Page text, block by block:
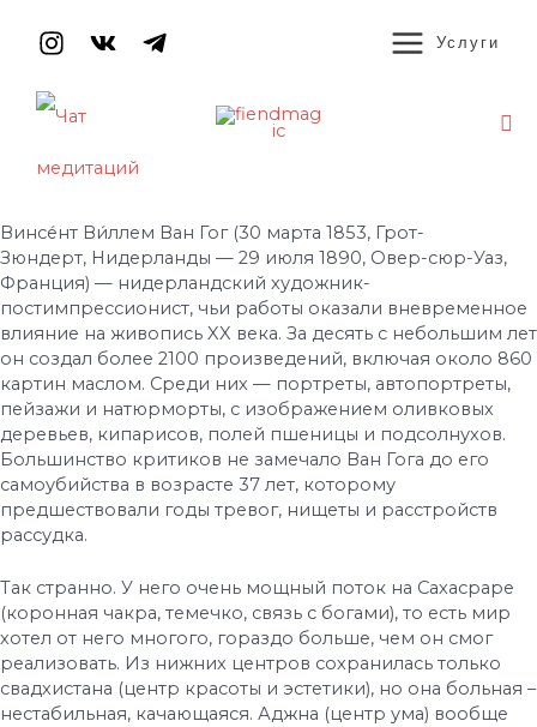
содержимому
Услуги
Винсе́нт Ви́ллем Ван Гог (30 марта 1853, Грот-
Зюндерт, Нидерланды — 29 июля 1890, Овер-сюр-Уаз,
Франция) — нидерландский художник-
постимпрессионист, чьи работы оказали вневременное
влияние на живопись XX века. За десять с небольшим лет
он создал более 2100 произведений, включая около 860
картин маслом. Среди них — портреты, автопортреты,
пейзажи и натюрморты, с изображением оливковых
деревьев, кипарисов, полей пшеницы и подсолнухов.
Большинство критиков не замечало Ван Гога до его
самоубийства в возрасте 37 лет, которому
предшествовали годы тревог, нищеты и расстройств
рассудка.
Так странно. У него очень мощный поток на Сахасраре
(коронная чакра, темечко, связь с богами), то есть мир
хотел от него многого, гораздо больше, чем он смог
реализовать. Из нижних центров сохранилась только
свадхистана (центр красоты и эстетики), но она больная –
нестабильная, качающаяся. Аджна (центр ума) вообще
Навигация
записям